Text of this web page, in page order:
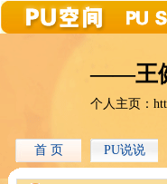
——王
个人主页：
首 页 PU说说